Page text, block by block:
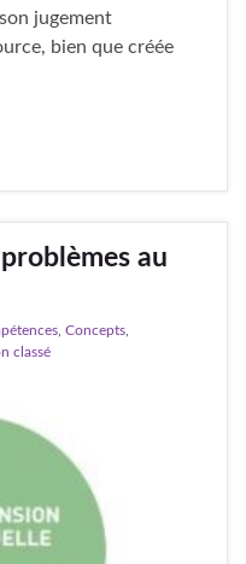
jugement
bien que créée
au
Concepts
classé